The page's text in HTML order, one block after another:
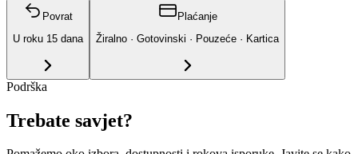
Povrat
U roku 15 dana
Plaćanje
Žiralno · Gotovinski · Pouzeće · Kartica
Podrška
Trebate savjet?